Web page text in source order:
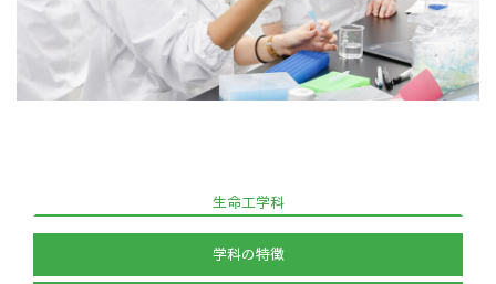
生命工学科
学科の特徴